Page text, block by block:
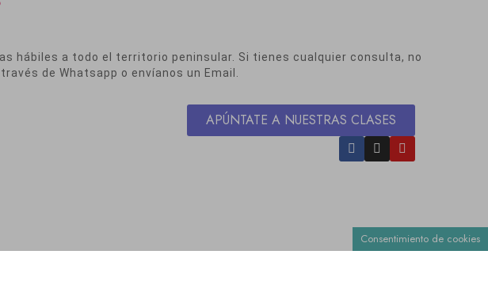
hábiles a todo el territorio peninsular. Si tienes cualquier consulta, no
de Whatsapp o envíanos un Email.
APÚNTATE A NUESTRAS CLASES
Consentimiento de cookies